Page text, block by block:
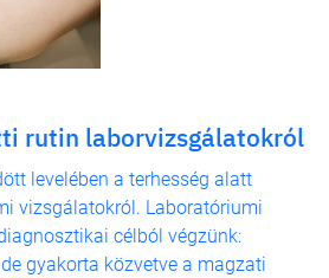
rutin laborvizsgálatokról
levelében a terhesség alatt
vizsgálatokról. Laboratóriumi
célból végzünk:
gyakorta közvetve a magzati